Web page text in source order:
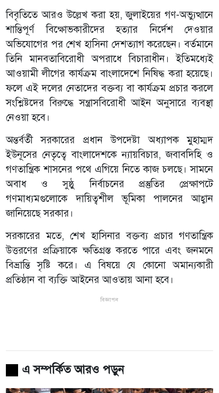
বিবৃতিতে আরও উল্লেখ করা হয়, জুলাইয়ের গণ-অভ্যুত্থানে
শান্তিপূর্ণ বিক্ষোভকারীদের হত্যার নির্দেশ দেওয়ার
অভিযোগের পর শেখ হাসিনা দেশত্যাগ করেছেন। বর্তমানে
তিনি মানবতাবিরোধী অপরাধে বিচারাধীন। ইতিমধ্যেই
আওয়ামী লীগের কার্যক্রম বাংলাদেশে নিষিদ্ধ করা হয়েছে।
ফলে এই দলের নেতাদের বক্তব্য বা কার্যক্রম প্রচার করলে
সংশ্লিষ্টদের বিরুদ্ধে সন্ত্রাসবিরোধী আইন অনুসারে ব্যবস্থা
নেওয়া হবে।
অন্তর্বর্তী সরকারের প্রধান উপদেষ্টা অধ্যাপক মুহাম্মদ
ইউনূসের নেতৃত্বে বাংলাদেশকে ন্যায়বিচার, জবাবদিহি ও
গণতান্ত্রিক শাসনের পথে এগিয়ে নিতে কাজ চলছে। সামনে
অবাধ ও সুষ্ঠু নির্বাচনের প্রস্তুতির প্রেক্ষাপটে
গণমাধ্যমগুলোকে দায়িত্বশীল ভূমিকা পালনের আহ্বান
জানিয়েছে সরকার।
সরকারের মতে, শেখ হাসিনার বক্তব্য প্রচার গণতান্ত্রিক
উত্তরণের প্রক্রিয়াকে ক্ষতিগ্রস্ত করতে পারে এবং জনমনে
বিভ্রান্তি সৃষ্টি করে। এ বিষয়ে যে কোনো অমান্যকারী
প্রতিষ্ঠান বা ব্যক্তি আইনের আওতায় আনা হবে।
বিজ্ঞাপন
এ সম্পর্কিত আরও পড়ুন